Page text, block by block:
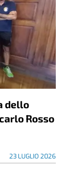
dello
Rosso
23 LUGLIO 2026